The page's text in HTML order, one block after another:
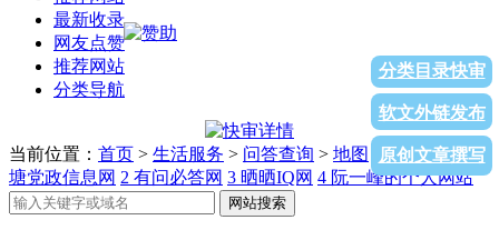
最新收录
网友点赞
推荐网站
分类导航
分类目录快审
软文外链发布
原创文章撰写
当前位置： 首页 > 生活服务 > 问答查询 > 地图 >列表页面1平
塘党政信息网 2 有问必答网 3 晒晒IQ网 4 阮一峰的个人网站
网站搜索